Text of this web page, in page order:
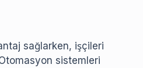
sağlarken, işçileri
sistemleri